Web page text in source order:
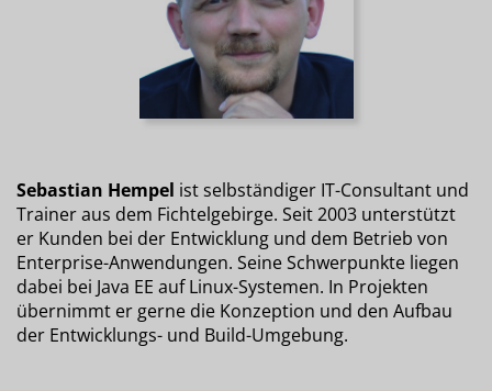
Sebastian Hempel ist selbständiger IT-Consultant und
Trainer aus dem Fichtelgebirge. Seit 2003 unterstützt
er Kunden bei der Entwicklung und dem Betrieb von
Enterprise-Anwendungen. Seine Schwerpunkte liegen
dabei bei Java EE auf Linux-Systemen. In Projekten
übernimmt er gerne die Konzeption und den Aufbau
der Entwicklungs- und Build-Umgebung.